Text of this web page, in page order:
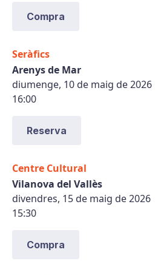
Compra
Seràfics
Arenys de Mar
diumenge, 10 de maig de 2026
16:00
Reserva
Centre Cultural
Vilanova del Vallès
divendres, 15 de maig de 2026
15:30
Compra